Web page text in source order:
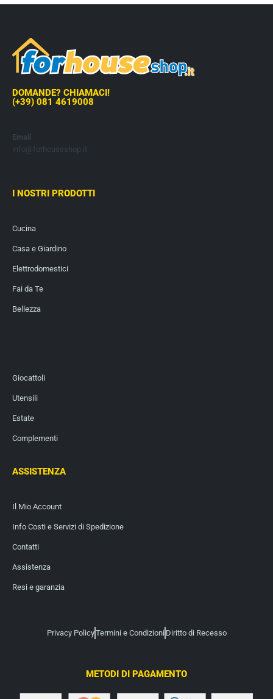
DOMANDE? CHIAMACI!
(+39) 081 4619008
Email
info@forhouseshop.it
I NOSTRI PRODOTTI
Cucina
Casa e Giardino
Elettrodomestici
Fai da Te
Bellezza
Giocattoli
Utensili
Estate
Complementi
ASSISTENZA
Il Mio Account
Info Costi e Servizi di Spedizione
Contatti
Assistenza
Resi e garanzia
Privacy PolicyTermini e Condizioni Diritto di Recesso
METODI DI PAGAMENTO